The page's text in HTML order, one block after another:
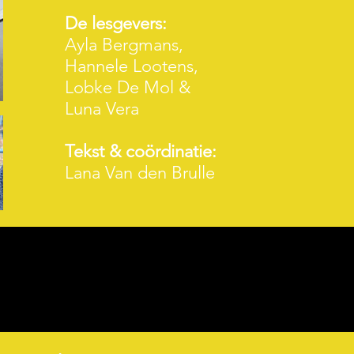
De lesgevers:
Ayla Bergmans,
Hannele Lootens,
Lobke De Mol &
Luna Vera
Tekst & coördinatie:
Lana Van den Brulle